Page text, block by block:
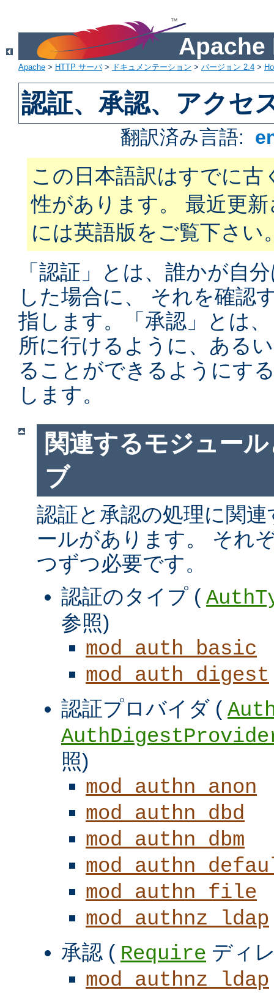
Apache
Apache > HTTP サーバ> ドキュメンテーション > バージョン 2.4 >
認証、承認、アクセ
翻訳済み言語:
この日本語訳はすでに古
性があります。 最近更
には英語版をご覧下さい
「認証」とは、誰かが自
した場合に、 それを確認
指します。「承認」とは
所に行けるように、ある
ることができるようにす
します。
関連するモジュー
ブ
認証と承認の処理に関
ールがあります。 それ
つずつ必要です。
認証のタイプ (
参照)
mod_auth_basic
mod_auth_digest
認証プロバイダ (
照)
mod_authn_anon
mod_authn_dbd
mod_authn_dbm
mod_authn_file
mod_authnz_ldap
承認 ( Require ディ
mod_authnz_ldap